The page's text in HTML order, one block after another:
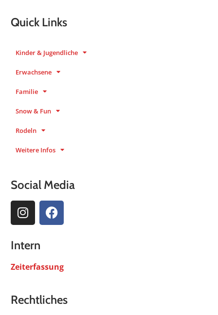
Quick Links
Kinder & Jugendliche
Erwachsene
Familie
Snow & Fun
Rodeln
Weitere Infos
Social Media
Intern
Zeiterfassung
Rechtliches